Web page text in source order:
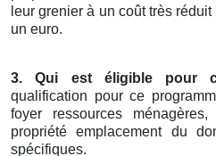
leur grenier à un coût très
un euro.
3. Qui est éligible pour
qualification pour ce
foyer ressources
propriété emplacement du
spécifiques.